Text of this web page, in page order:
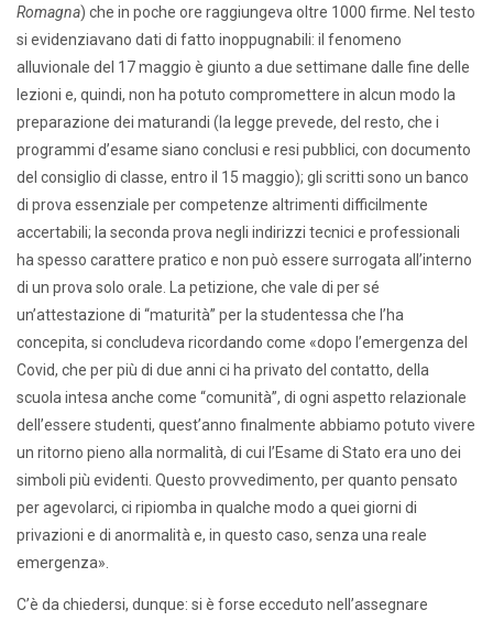
Romagna) che in poche ore raggiungeva oltre 1000 firme. Nel testo
si evidenziavano dati di fatto inoppugnabili: il fenomeno
alluvionale del 17 maggio è giunto a due settimane dalle fine delle
lezioni e, quindi, non ha potuto compromettere in alcun modo la
preparazione dei maturandi (la legge prevede, del resto, che i
programmi d’esame siano conclusi e resi pubblici, con documento
del consiglio di classe, entro il 15 maggio); gli scritti sono un banco
di prova essenziale per competenze altrimenti difficilmente
accertabili; la seconda prova negli indirizzi tecnici e professionali
ha spesso carattere pratico e non può essere surrogata all’interno
di un prova solo orale. La petizione, che vale di per sé
un’attestazione di “maturità” per la studentessa che l’ha
concepita, si concludeva ricordando come «dopo l’emergenza del
Covid, che per più di due anni ci ha privato del contatto, della
scuola intesa anche come “comunità”, di ogni aspetto relazionale
dell’essere studenti, quest’anno finalmente abbiamo potuto vivere
un ritorno pieno alla normalità, di cui l’Esame di Stato era uno dei
simboli più evidenti. Questo provvedimento, per quanto pensato
per agevolarci, ci ripiomba in qualche modo a quei giorni di
privazioni e di anormalità e, in questo caso, senza una reale
emergenza».
C’è da chiedersi, dunque: si è forse ecceduto nell’assegnare